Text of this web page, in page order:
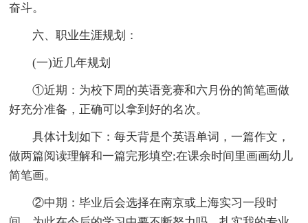
奋斗。
六、职业生涯规划：
(一)近几年规划
①近期：为校下周的英语竞赛和六月份的简笔画做
好充分准备，正确可以拿到好的名次。
具体计划如下：每天背是个英语单词，一篇作文，
做两篇阅读理解和一篇完形填空;在课余时间里画画幼儿
简笔画。
②中期：毕业后会选择在南京或上海实习一段时